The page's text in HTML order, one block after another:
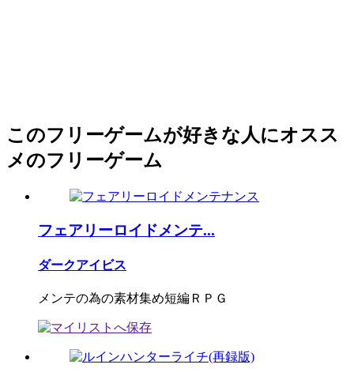
このフリーゲームが好きな人にオスス
メのフリーゲーム
フェアリーロイドメンテ...
ダークアイビス
メンテの為の素材集め短編ＲＰＧ